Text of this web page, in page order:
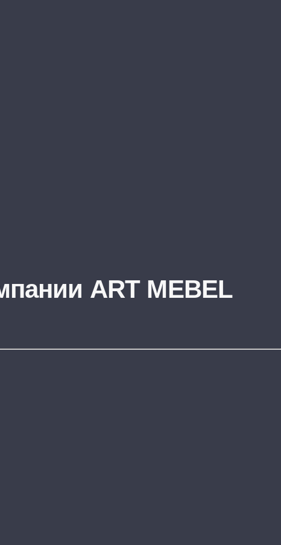
ART MEBEL